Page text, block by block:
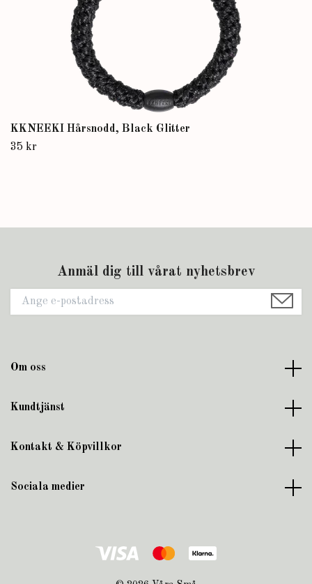
KKNEEKI Hårsnodd, Black Glitter
35 kr
Anmäl dig till vårat nyhetsbrev
Om oss
Kundtjänst
Kontakt & Köpvillkor
Sociala medier